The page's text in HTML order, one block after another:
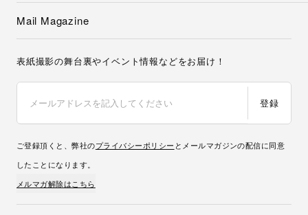
Mail Magazine
表紙撮影の舞台裏やイベント情報などをお届け！
登録
ご登録頂くと、弊社のプライバシーポリシー とメールマガジンの配信に同意
したことになります。
メルマガ解除はこちら